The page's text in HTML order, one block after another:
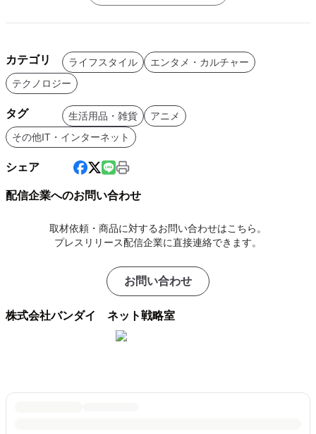
カテゴリ ライフスタイル
エンタメ・カルチャー
テクノロジー
タグ 生活用品・雑貨
アニメ
その他IT・インターネット
シェア
配信企業へのお問い合わせ
取材依頼・商品に対するお問い合わせはこちら。
プレスリリース配信企業に直接連絡できます。
お問い合わせ
株式会社バンダイ ネット戦略室